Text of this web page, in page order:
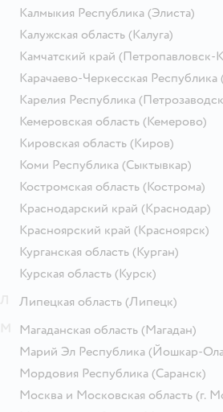
Калмыкия Республика (Элиста)
Калужская область (Калуга)
Камчатский край (Петропавловск-
Карачаево-Черкесская Республика
Карелия Республика
Кемеровская область (Кемерово)
Кировская область (Киров)
Коми Республика (Сыктывкар)
Костромская область (Кострома)
Краснодарский край (Краснодар)
Красноярский край (Красноярск)
Курганская область (Курган)
Курская область (Курск)
Липецкая область (Липецк)
Магаданская область (Магадан)
Марий Эл Республика (Йошкар-
Мордовия Республика (Саранск)
Москва и Московская область (г.